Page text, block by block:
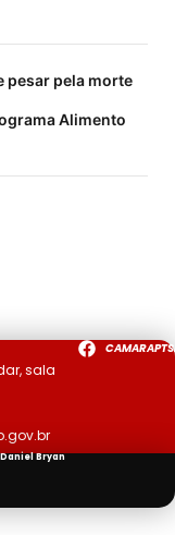
pesar pela morte
Alimento
sala
Daniel Bryan